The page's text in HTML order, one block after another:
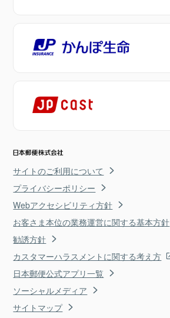
サイトのご利用について
プライバシーポリシー
Webアクセシビリティ方針
お客さま本位の業務運営に関する基本方針
勧誘方針
カスタマーハラスメントに関する考え方
日本郵便公式アプリ一覧
ソーシャルメディア
サイトマップ